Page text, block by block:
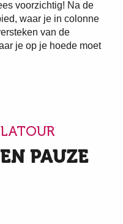
voorzichtig! Na de
waar je in colonne
van de
je op je hoede moet
PAUZE